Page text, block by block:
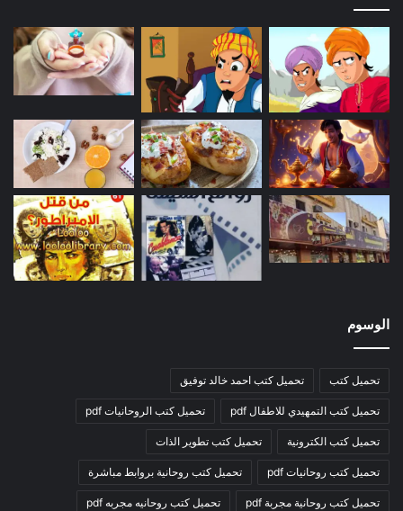
الوسوم
تحميل كتب تحميل كتب احمد خالد توفيق
تحميل كتب التمهيدي للاطفال pdf تحميل كتب الروحانيات pdf
تحميل كتب الكترونية تحميل كتب تطوير الذات
تحميل كتب روحانيات pdf تحميل كتب روحانية بروابط مباشرة
تحميل كتب روحانية مجربة pdf تحميل كتب روحانيه مجربه pdf